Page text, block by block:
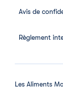
Avis de
Règlement
Les Aliments